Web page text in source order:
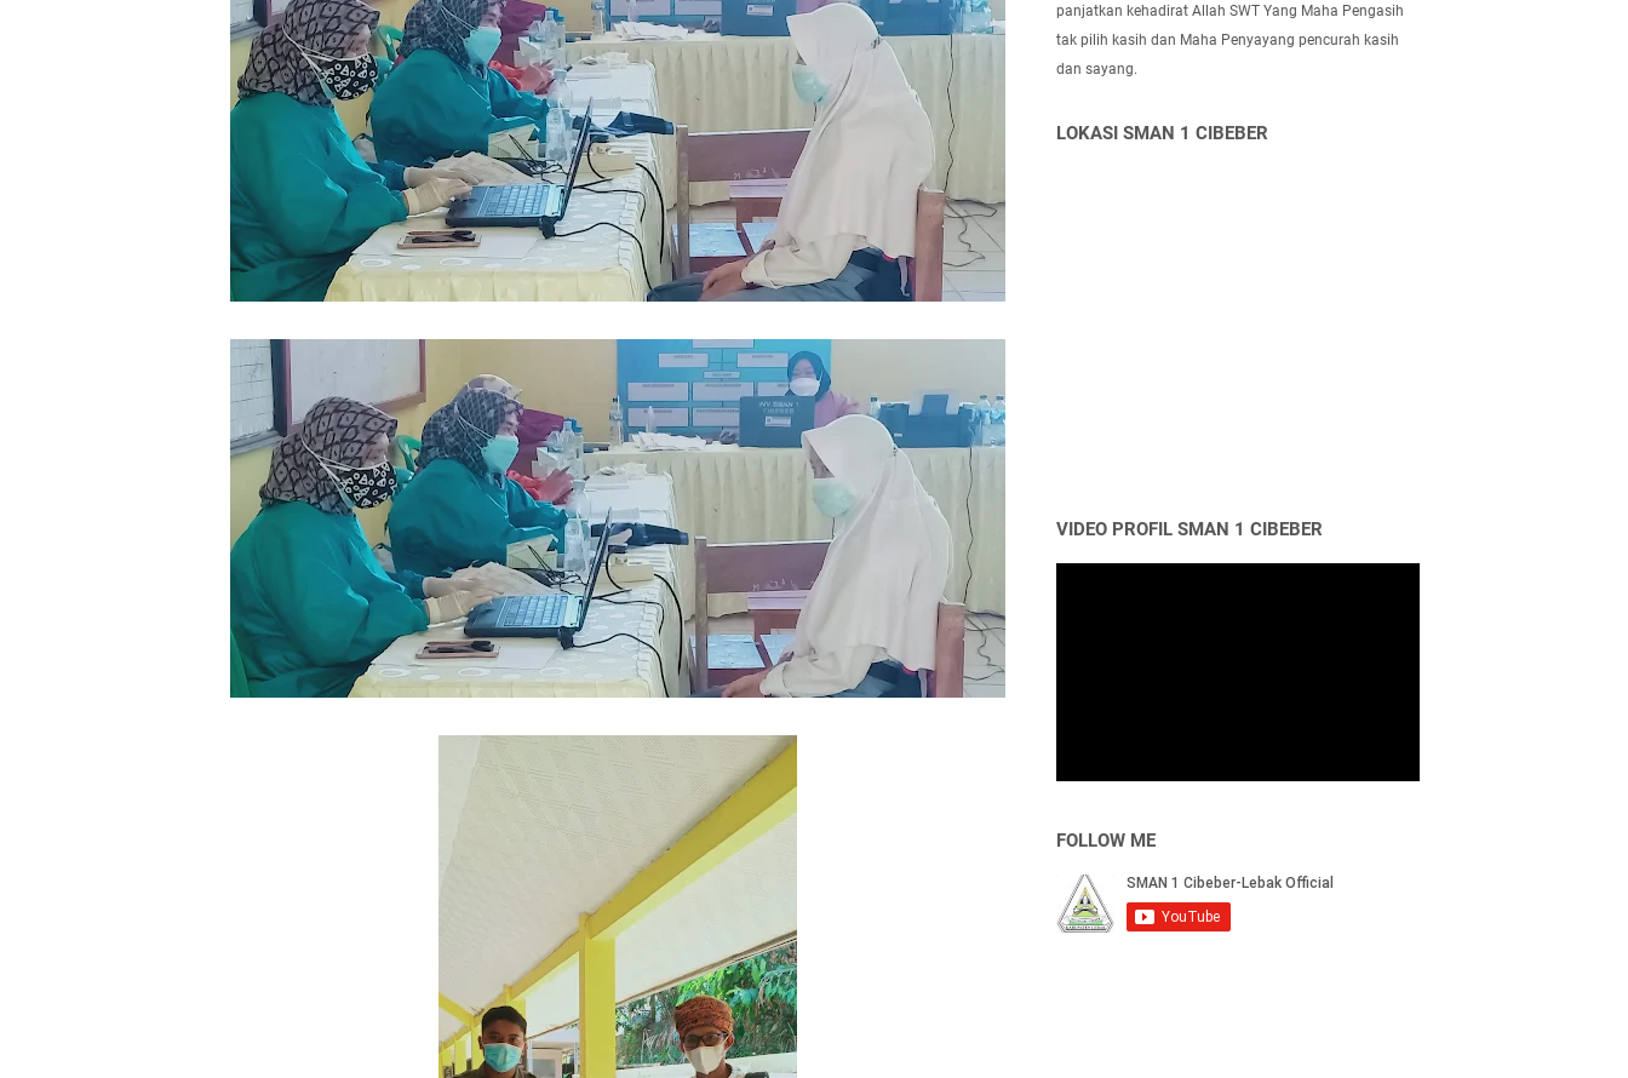
panjatkan kehadirat Allah SWT Yang Maha Pengasih
tak pilih kasih dan Maha Penyayang pencurah kasih
dan sayang.
LOKASI SMAN 1 CIBEBER
VIDEO PROFIL SMAN 1 CIBEBER
FOLLOW ME